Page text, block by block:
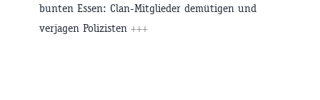
bunten Essen: Clan-Mitglieder demütigen und
verjagen Polizisten +++